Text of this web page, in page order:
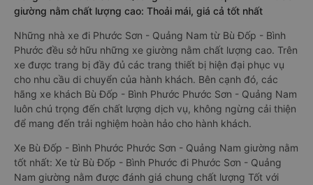
giường nằm chất lượng cao: Thoải mái, giá cả tốt nhất
Những nhà xe đi Phước Sơn - Quảng Nam từ Bù Đốp - Bình
Phước đều sở hữu những xe giường nằm chất lượng cao. Trên
xe được trang bị đầy đủ các trang thiết bị hiện đại phục vụ
cho nhu cầu di chuyển của hành khách. Bên cạnh đó, các
hãng xe khách Bù Đốp - Bình Phước Phước Sơn - Quảng Nam
luôn chú trọng đến chất lượng dịch vụ, không ngừng cải thiện
để mang đến trải nghiệm hoàn hảo cho hành khách.
Xe Bù Đốp - Bình Phước Phước Sơn - Quảng Nam giường nằm
tốt nhất: Xe từ Bù Đốp - Bình Phước đi Phước Sơn - Quảng
Nam giường nằm được đánh giá chung chất lượng Tốt với